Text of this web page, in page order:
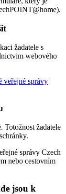
žadatele s
webového
veřejné správy
Totožnost žadatele
správy Czech
nebo cestovním
jsou k